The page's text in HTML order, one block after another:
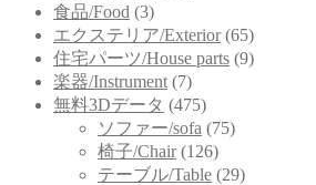
食品/Food (3)
エクステリア/Exterior (65)
住宅パーツ/House parts (9)
楽器/Instrument (7)
無料3Dデータ (475)
ソファー/sofa (75)
椅子/Chair (126)
テーブル/Table (29)